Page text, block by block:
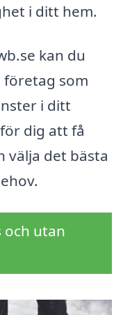
i ditt hem.
kan du
som
i ditt
dig att få
välja det bästa
och utan